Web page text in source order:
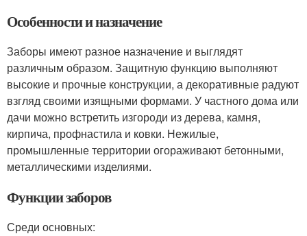
Особенности и назначение
Заборы имеют разное назначение и выглядят
различным образом. Защитную функцию выполняют
высокие и прочные конструкции, а декоративные радуют
взгляд своими изящными формами. У частного дома или
дачи можно встретить изгороди из дерева, камня,
кирпича, профнастила и ковки. Нежилые,
промышленные территории огораживают бетонными,
металлическими изделиями.
Функции заборов
Среди основных: